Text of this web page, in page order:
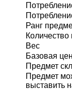
Ранг
Количество
Вес
Базовая
Предмет
Предмет
выставить